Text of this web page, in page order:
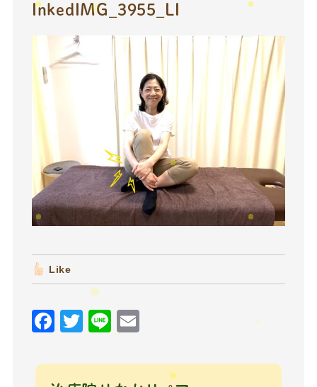
InkedIMG_3955_LI
Like
F
c
T
it
Li
e
ai